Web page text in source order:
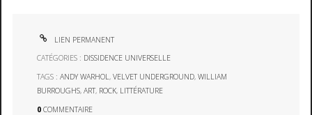
LIEN PERMANENT
CATÉGORIES : DISSIDENCE UNIVERSELLE
TAGS :ANDY WARHOL,VELVET UNDERGROUND,WILLIAM
BURROUGHS,ART, ROCK, LITTÉRATURE
0 COMMENTAIRE